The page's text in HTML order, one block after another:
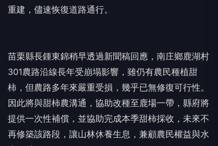
重建，儘速恢復道路通行。
苗栗縣長鍾東錦稍早透過新聞稿回應，南庄鄉鹿湖村
301農路沿線長年受崩塌影響，雖仍有農民種植甜
柿，但農路多年來嚴重受損，幾乎已無修復可行性。
因此將與甜柿農溝通，協助改種至鹿場一帶，縣府將
提供一次性補償，並協助完成本季甜柿採收，未來不
再修築該路段，讓山林休養生息，兼顧農民權益與水